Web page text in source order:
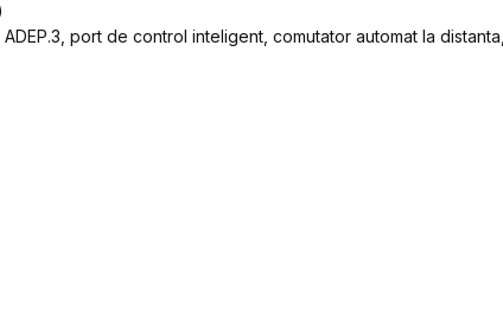
port de control inteligent, comutator automat la